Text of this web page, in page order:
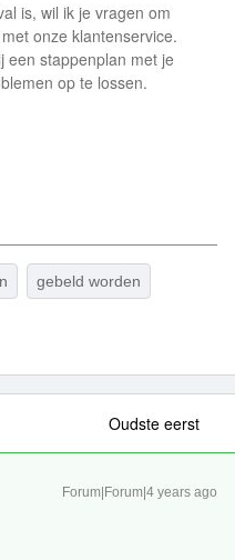
is, wil ik je vragen om
onze klantenservice.
een stappenplan met je
op te lossen.
gebeld worden
Oudste eerst
Forum|Forum|4 years ago